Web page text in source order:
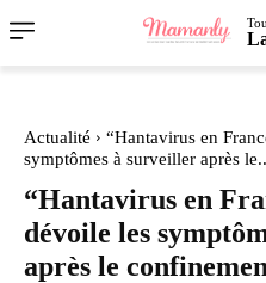
Actualité
“Hantavirus en
symptômes à surveiller après
“Hantavirus en
dévoile les
après le